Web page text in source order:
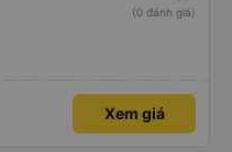
(0 đánh giá)
Xem giá